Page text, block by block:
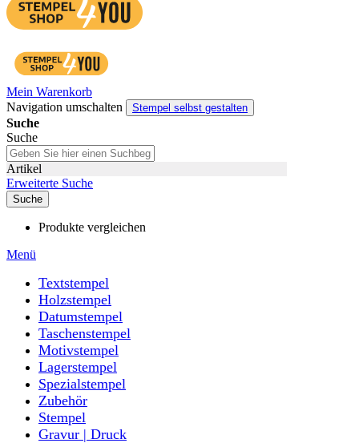
Mein Warenkorb
Navigation umschalten
Stempel selbst gestalten
Suche
Suche
Artikel
Erweiterte Suche
Suche
Produkte vergleichen
Menü
Textstempel
Holzstempel
Datumstempel
Taschenstempel
Motivstempel
Lagerstempel
Spezialstempel
Zubehör
Stempel
Gravur | Druck